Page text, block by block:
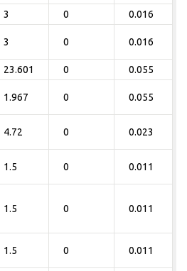
3 0 0.016
3 0 0.016
23.601 0 0.055
1.967 0 0.055
4.72 0 0.023
1.5 0 0.011
1.5 0 0.011
1.5 0 0.011